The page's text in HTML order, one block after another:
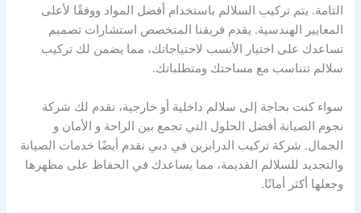
التامة. يتم تركيب السلالم باستخدام أفضل المواد ووفقًا لأعلى
المعايير الهندسية. يقدم فريقنا المتخصص استشارات تصميم
تساعدك على اختيار الأنسب لاحتياجاتك، مما يضمن لك تركيب
سلالم تتناسب مع مساحتك ومتطلباتك.
سواء كنت بحاجة إلى سلالم داخلية أو خارجية، تقدم لك شركة
نجوم الصيانة أفضل الحلول التي تجمع بين الراحة و الأمان و
الجمال. شركة تركيب الدرابزين في دبي نقدم أيضًا خدمات الصيانة
والتجديد للسلالم القديمة، مما يساعدك في الحفاظ على مظهرها
وجعلها أكثر أمانًا.